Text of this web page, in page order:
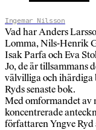
Ingemar Nilsson
Vad har Anders
Lomma, Nils-Henrik
Isak Parfa och Eva
Jo, de är tillsammans
välvilliga och ihärdiga
Ryds senaste bok.
Med omformandet av
koncentrerade
författaren Yngve